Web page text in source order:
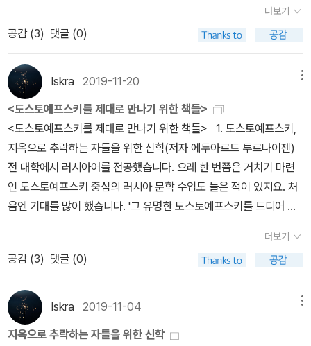
곱곱으로 읽는다거나 겹겹으로 새기는 버릇을 안 들였거나 아주 나중
에서야 들였을 수 있다. 게다가 가난살림인 터라 늘 걸었다. 길삯까지
을빛을 헤아리기도 하고, 책을 읽기도 하고, ‘걷는쓰기(걸으면서 글쓰
기)’를 익혔다.가멸살림으로 살았다면, 걷는읽기는커녕 걷는쓰기조차
할 까닭이 없었겠지. 가멸살림이었다면 걸을 일이 드물었을 테니, 작
은마을을 끝없이 걷고 또 걸으면서 철마다 새롭게 피어나는 빛을 못
보았으리라 느낀다. 가난살림이었기에 시골로 보금자리를 옮기지 않
았다. 곁님과 아이들이 하루내내 누릴 푸른빛을 헤아리며 시골로 삶
자리를 옮겼다.가멸살림이었다면 땅을 넉넉히 장만했을 테고, 아마
멧숲도 너끈히 장만했겠지. 이때에는 이때대로 푸근하며 느긋하게 살
그러나 매우 작은 우리 땅뙈기에서도 나무를 품고 새를 맞이하는 길
을 새삼스레 배우고 새록새록 누린다.돈가뭄이라 할 만큼 살림돈은
여태 바닥을 쳤다. 바닥치는 살림돈을 즐겁고 기쁘게 이었기에 “가난
이웃이 짓는 살림”을 나란히 느끼고 살피는 마음과 눈길을 차분히 돌
보면서 다독이는 손길을 익힐 만했구나 싶다. 돈가뭄인 가난살림이기
에 “이웃한테 돈을 베푸는 길”은 거의 못 하면서 “이웃이 베푸는 돈을
9%ec%8a%a4%ed%82%a41/도스토옙스키(2)https://bookli
stalk.podbean.com/e/%f0%9f%93-%96%eb%8f%84%e
c%8a%a4%ed%86%a0%ec%98%99%ec%8a%a4%ed%
82%a42/도스토옙스키(3)https://booklistalk.podbean.com/
e/%f0%9f%93-%96%eb%8f%84%ec%8a%a4%ed%86%
a0%ec%98%99%ec%8a%a4%ed%82%a43/도스토옙스키
(4)https://booklistalk.podbean.com/e/%f0%9f%93-%9
6%eb%8f%84%ec%8a%a4%ed%86%a0%ec%98%99%
ec%8a%a4%ed%82%a44/도스토옙스키(5)https://booklist
alk.podbean.com/e/%f0%9f%93-%96%eb%8f%84%ec%
8a%a4%ed%86%a0%ec%98%99%ec%8a%a4%ed%8
더보기
공감 (3) 댓글 (0)
Iskra 2019-11-20
<도스토예프스키를 제대로 만나기 위한 책들>
<도스토예프스키를 제대로 만나기 위한 책들>⠀1. 도스토예프스키,
지옥으로 추락하는 자들을 위한 신학(저자 에두아르트 투르나이젠)⠀
전 대학에서 러시아어를 전공했습니다. 으레 한 번쯤은 거치기 마련
인 도스토예프스키 중심의 러시아 문학 수업도 들은 적이 있지요. 처
음엔 기대를 많이 했습니다. '그 유명한 도스토예프스키를 드디어 배
습니다.⠀아니 무슨 책이 그렇게 두꺼운지요. 러시아 특유의 긴 이름
은 또 어떻구요. 더구나 그 당시엔 전역 직후라 그런지 약간 들떠있는
상태였습니다. '정신병동의 셰익스피어', '영혼의 심연을 파헤친 잔인
한 천재'라고 불리는 그를 만나기에 준비가 안 돼 있던 상태였던 것 같
아요.⠀대학을 졸업하고 나서야 삶에 대한 질문들이 저를 찾아왔습니
다. 신학과 철학 사이에서 갈팡질팡하며 이것이냐 저것이냐를 고민했
더보기
공감 (3) 댓글 (0)
Iskra 2019-11-04
지옥으로 추락하는 자들을 위한 신학